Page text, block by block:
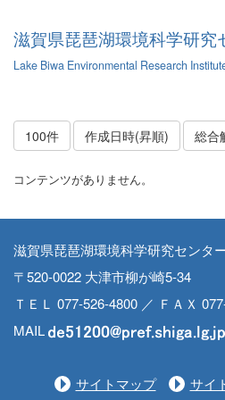
滋賀県琵琶湖環境科学研究
Lake Biwa Environmental Research
100件 作成日時(昇順) 総合
コンテンツがありません。
滋賀県琵琶湖環境科学研究センタ
〒520-0022 大津市柳が崎5-34
ＴＥＬ 077-526-4800 ／ ＦＡＸ
MAIL
サイトマップ サイ